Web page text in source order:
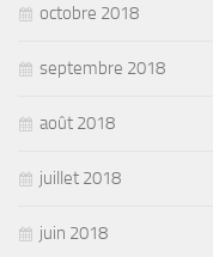
octobre 2018
septembre 2018
août 2018
juillet 2018
juin 2018